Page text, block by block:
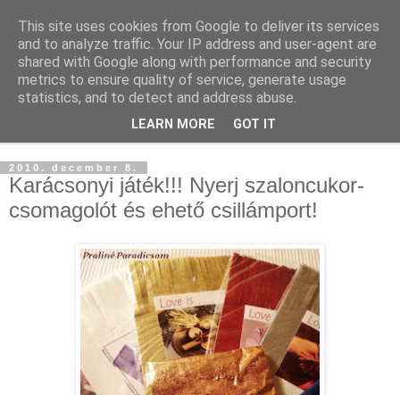
2010. december 8.
Karácsonyi játék!!! Nyerj szaloncukor-
csomagolót és ehető csillámport!
This site uses cookies from Google to deliver its services
and to analyze traffic. Your IP address and user-agent are
shared with Google along with performance and security
metrics to ensure quality of service, generate usage
statistics, and to detect and address abuse.
LEARN MORE GOT IT